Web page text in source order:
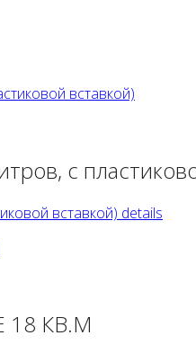
с
вставкой) details
18 КВ.М